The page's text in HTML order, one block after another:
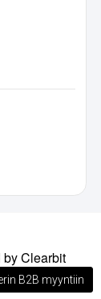
by Clearbit
B2B myyntiin